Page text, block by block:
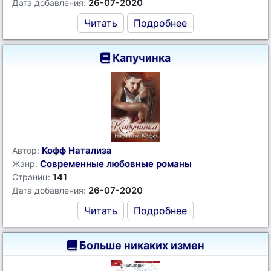
Дата добавления: 26-07-2020
Читать Подробнее
Капучинка
Автор: Кофф Натализа
Жанр: Современные любовные романы
Страниц: 141
Дата добавления: 26-07-2020
Читать Подробнее
Больше никаких измен